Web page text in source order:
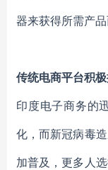
器来获得所需产品
传统电商平台积
印度电子商务的
化，而新冠病毒
加普及，更多人